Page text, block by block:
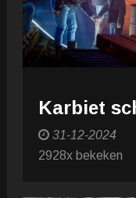
Karbiet
31-12-2024
2928x bekeken